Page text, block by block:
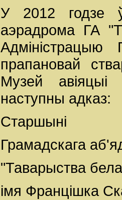
У 2012 годзе ў
аэрадрома ГА
Адміністрацыю
прапановай
Музей авіяцыі
наступны адказ:
Старшыні
Грамадскага
"Таварыства
імя Францішка